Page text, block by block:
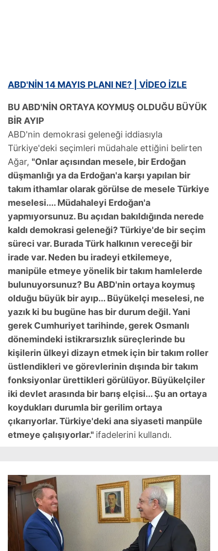
ABD'NİN 14 MAYIS PLANI NE? | VİDEO İZLE
BU ABD'NİN ORTAYA KOYMUŞ OLDUĞU BÜYÜK
BİR AYIP
ABD'nin demokrasi geleneği iddiasıyla
Türkiye'deki seçimleri müdahale ettiğini belirten
Ağar, "Onlar açısından mesele, bir Erdoğan
düşmanlığı ya da Erdoğan'a karşı yapılan bir
takım ithamlar olarak görülse de mesele Türkiye
meselesi.... Müdahaleyi Erdoğan'a
yapmıyorsunuz. Bu açıdan bakıldığında nerede
kaldı demokrasi geleneği? Türkiye'de bir seçim
süreci var. Burada Türk halkının vereceği bir
irade var. Neden bu iradeyi etkilemeye,
manipüle etmeye yönelik bir takım hamlelerde
bulunuyorsunuz? Bu ABD'nin ortaya koymuş
olduğu büyük bir ayıp... Büyükelçi meselesi, ne
yazık ki bu bugüne has bir durum değil. Yani
gerek Cumhuriyet tarihinde, gerek Osmanlı
dönemindeki istikrarsızlık süreçlerinde bu
kişilerin ülkeyi dizayn etmek için bir takım roller
üstlendikleri ve görevlerinin dışında bir takım
fonksiyonlar ürettikleri görülüyor. Büyükelçiler
iki devlet arasında bir barış elçisi... Şu an ortaya
koydukları durumla bir gerilim ortaya
çıkarıyorlar. Türkiye'deki ana siyaseti manpüle
etmeye çalışıyorlar." ifadelerini kullandı.